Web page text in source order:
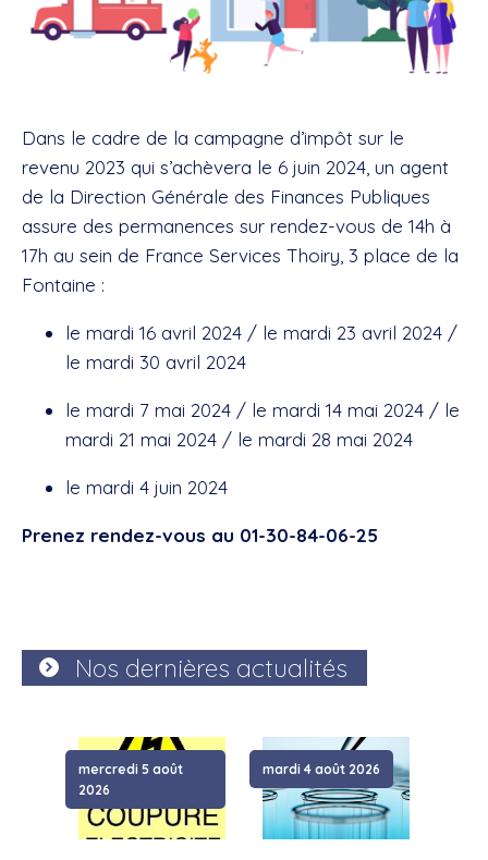
Dans le cadre de la campagne d’impôt sur le
revenu 2023 qui s’achèvera le 6 juin 2024, un agent
de la Direction Générale des Finances Publiques
assure des permanences sur rendez-vous de 14h à
17h au sein de France Services Thoiry, 3 place de la
Fontaine :
le mardi 16 avril 2024 / le mardi 23 avril 2024 /
le mardi 30 avril 2024
le mardi 7 mai 2024 / le mardi 14 mai 2024 / le
mardi 21 mai 2024 / le mardi 28 mai 2024
le mardi 4 juin 2024
Prenez rendez-vous au 01-30-84-06-25
Nos dernières actualités
mercredi 5 août
2026
mardi 4 août 2026